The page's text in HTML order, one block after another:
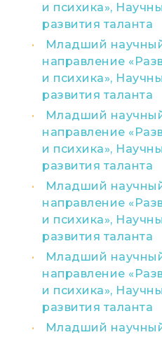
и психика»,
развития таланта
Младший
направление
и психика»,
развития таланта
Младший
направление
и психика»,
развития таланта
Младший
направление
и психика»,
развития таланта
Младший
направление
и психика»,
развития таланта
Младший